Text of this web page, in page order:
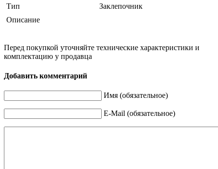
Тип
Заклепочник
Описание
Перед покупкой уточняйте технические характеристики и
комплектацию у продавца
Добавить комментарий
Имя (обязательное)
E-Mail (обязательное)